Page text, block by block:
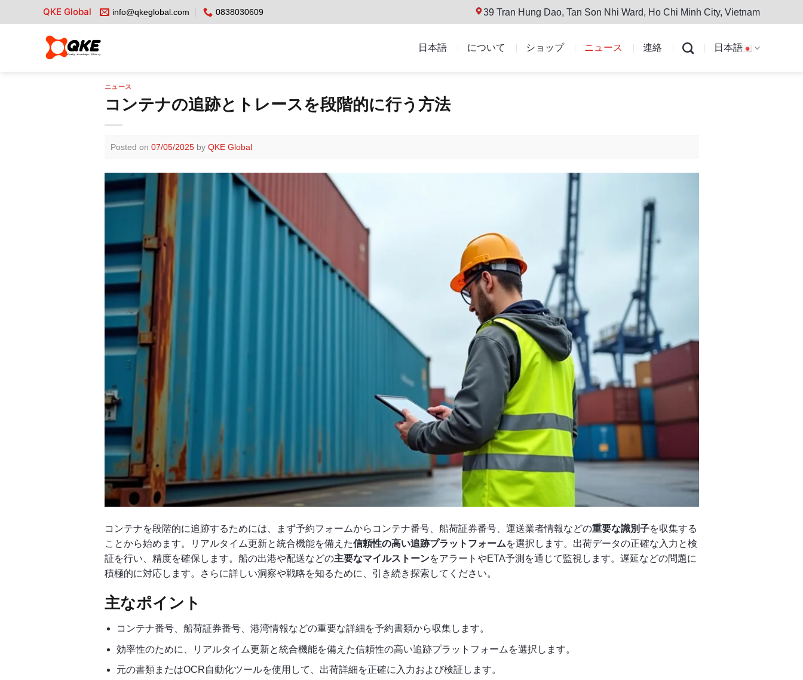
to
QKE Global info@qkeglobal.com 0838030609 39 Tran Hung Dao, Tan Son Nhi Ward, Ho Chi Minh City, Vietnam
日本語 について ショップ ニュース 連絡 日本語
ニュース
コンテナの追跡とトレースを段階的に行う方法
Posted on 07/05/2025 by QKE Global
コンテナを段階的に追跡するためには、まず予約フォームからコンテナ番号、船荷証券番号、運送業者情報などの重要な識別子を収集する
ことから始めます。リアルタイム更新と統合機能を備えた信頼性の高い追跡プラットフォームを選択します。出荷データの正確な入力と検
証を行い、精度を確保します。船の出港や配送などの主要なマイルストーンをアラートやETA予測を通じて監視します。遅延などの問題に
積極的に対応します。さらに詳しい洞察や戦略を知るために、引き続き探索してください。
主なポイント
コンテナ番号、船荷証券番号、港湾情報などの重要な詳細を予約書類から収集します。
効率性のために、リアルタイム更新と統合機能を備えた信頼性の高い追跡プラットフォームを選択します。
元の書類またはOCR自動化ツールを使用して、出荷詳細を正確に入力および検証します。